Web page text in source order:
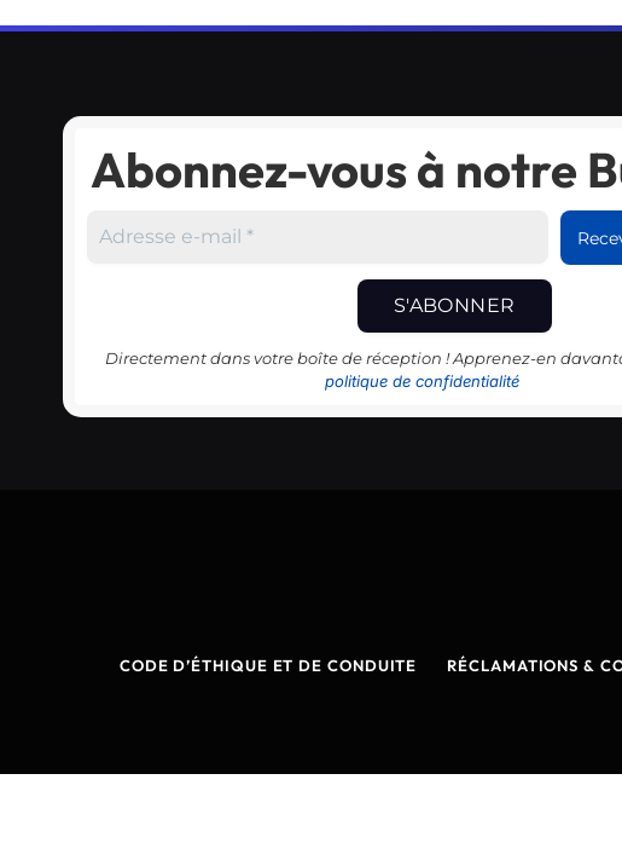
Abonnez-vous à notre
Directement dans votre boîte de réception ! Apprenez-en
politique de confidentialité
CODE D’ÉTHIQUE ET DE CONDUITE RÉCLAMATIONS &